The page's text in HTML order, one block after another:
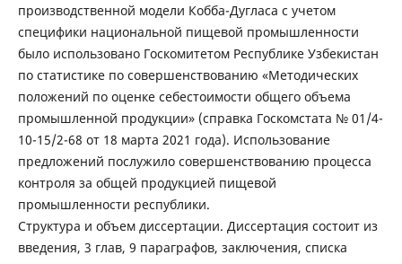
производственной модели Кобба-Дугласа с учетом
специфики национальной пищевой промышленности
было использовано Госкомитетом Республике Узбекистан
по статистике по совершенствованию «Методических
положений по оценке себестоимости общего объема
промышленной продукции» (справка Госкомстата № 01/4-
10-15/2-68 от 18 марта 2021 года). Использование
предложений послужило совершенствованию процесса
контроля за общей продукцией пищевой
промышленности республики.
Структура и объем диссертации. Диссертация состоит из
введения, 3 глав, 9 параграфов, заключения, списка